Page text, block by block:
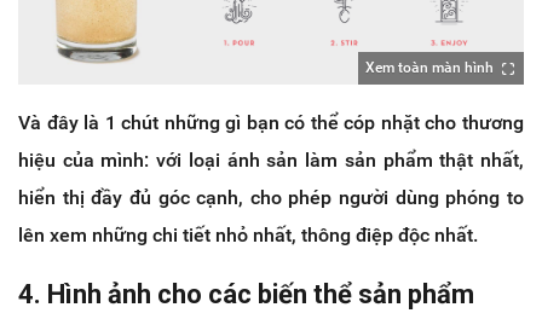
Xem toàn màn hình
Và đây là 1 chút những gì bạn có thể cóp nhặt cho thương
hiệu của mình: với loại ánh sản làm sản phẩm thật nhất,
hiển thị đầy đủ góc cạnh, cho phép người dùng phóng to
lên xem những chi tiết nhỏ nhất, thông điệp độc nhất.
4. Hình ảnh cho các biến thể sản phẩm